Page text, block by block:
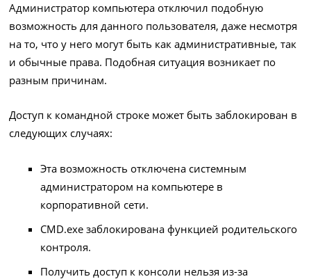
Администратор компьютера отключил подобную
возможность для данного пользователя, даже несмотря
на то, что у него могут быть как административные, так
и обычные права. Подобная ситуация возникает по
разным причинам.
Доступ к командной строке может быть заблокирован в
следующих случаях:
Эта возможность отключена системным
администратором на компьютере в
корпоративной сети.
CMD.exe заблокирована функцией родительского
контроля.
Получить доступ к консоли нельзя из-за